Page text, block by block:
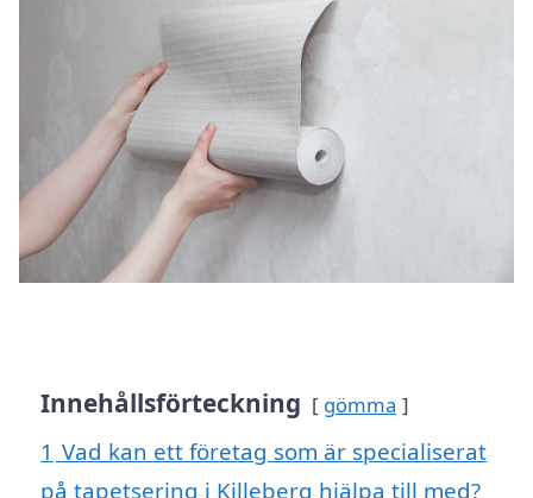
Innehållsförteckning gömma
1 Vad kan ett företag som är specialiserat
på tapetsering i Killeberg hjälpa till med?